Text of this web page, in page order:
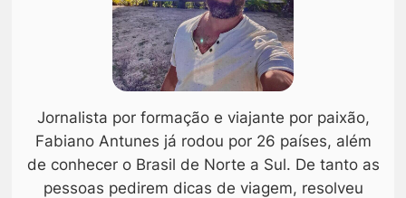
Jornalista por formação e viajante por paixão,
Fabiano Antunes já rodou por 26 países, além
de conhecer o Brasil de Norte a Sul. De tanto as
pessoas pedirem dicas de viagem, resolveu